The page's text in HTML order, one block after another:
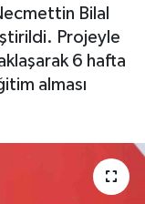
Bilal
Projeyle
6 hafta
alması